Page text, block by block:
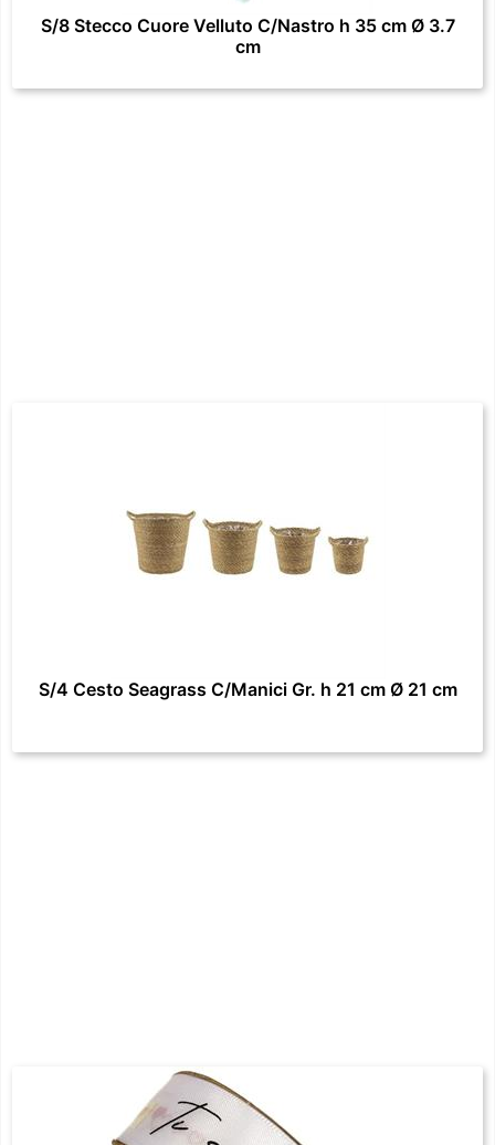
S/8 Stecco Cuore Velluto C/Nastro h 35 cm Ø 3.7
cm
S/4 Cesto Seagrass C/Manici Gr. h 21 cm Ø 21 cm